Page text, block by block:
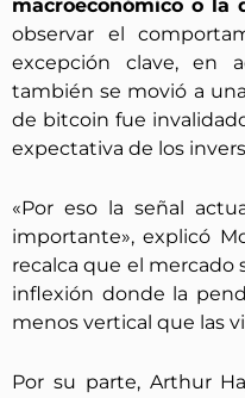
macroeconómico o la
observar el
excepción clave, en
también se movió a
de bitcoin fue
expectativa de los
«Por eso la señal
importante», explicó
recalca que el
inflexión donde la
menos vertical que las
Por su parte, Arthur